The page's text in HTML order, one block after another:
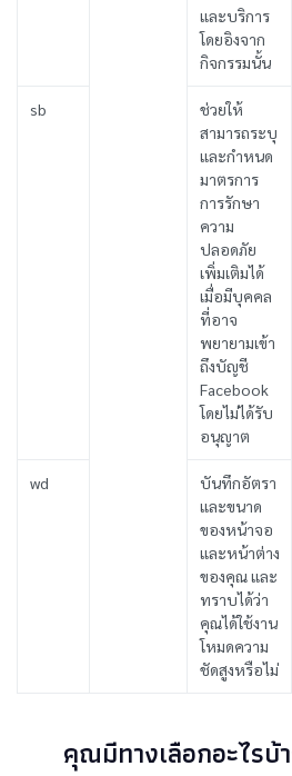
และบริการ
โดยอิงจาก
กิจกรรมนั้น
sb
ช่วยให้
สามารถระบุ
และกำหนด
มาตรการ
การรักษา
ความ
ปลอดภัย
เพิ่มเติมได้
เมื่อมีบุคคล
ที่อาจ
พยายามเข้า
ถึงบัญชี
Facebook
โดยไม่ได้รับ
อนุญาต
wd
บันทึกอัตรา
และขนาด
ของหน้าจอ
และหน้าต่าง
ของคุณ และ
ทราบได้ว่า
คุณได้ใช้งาน
โหมดความ
ชัดสูงหรือไม่
คุณมีทางเลือกอะไรบ้